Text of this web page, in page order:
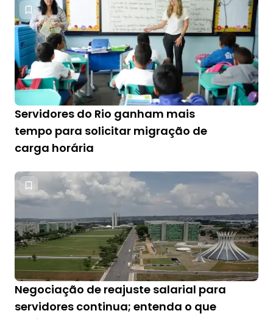
Servidores do Rio ganham mais
tempo para solicitar migração de
carga horária
Negociação de reajuste salarial para
servidores continua; entenda o que